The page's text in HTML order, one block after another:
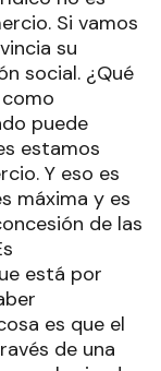
Si vamos
su
social. ¿Qué
puede
estamos
Y eso es
máxima y es
de las
está por
es que el
de una